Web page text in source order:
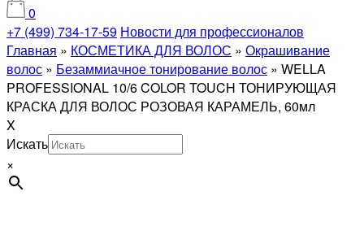
0
+7 (499) 734-17-59 Новости для профессионалов
Главная » КОСМЕТИКА ДЛЯ ВОЛОС » Окрашивание
волос » Безаммиачное тонирование волос » WELLA
PROFESSIONAL 10/6 COLOR TOUCH ТОНИРУЮЩАЯ
КРАСКА ДЛЯ ВОЛОС РОЗОВАЯ КАРАМЕЛЬ, 60мл
X
Искать
×